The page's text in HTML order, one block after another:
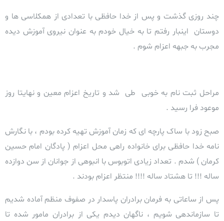
چند روزی گذشت و پس از خدا حافظی با تعدادی از همکلاسی ها و
دوستان اینبار رفتم تا به خیال خودم به عنوان نیروی آموزش دیده
مجرب به جبهه اعزام شوم .
مراحل ثبت نام به خوبی طی شد و تاریخ اعزام معین و نهایتا روز
موعود فرا رسید .
صبح زود با ساک پارچه ای که زمان آموزش تهیه کرده بودم ، با نگارش
نامه خدا حافظی برای خانواده راهی محل اعزام ( پادگان امام حسین
کرمان ) شدم . تعداد زیادی اتوبوس با انبوهی از جوانان از سن دوازده
ساله !!! تا هشتاد ساله !!!! منتظر اعزام بودند .
پس از ساعاتی به فرمان برادران پاسدار در صفوف منظم آماده شدیم
تا سازماندهی شویم ، ناگهان دیدم یکی از برادران مامور شده تا